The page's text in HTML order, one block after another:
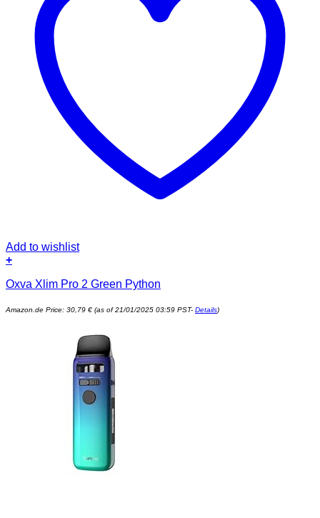
Add to wishlist
+
Oxva Xlim Pro 2 Green Python
Amazon.de Price: 30,79 € (as of 21/01/2025 03:59 PST- Details)